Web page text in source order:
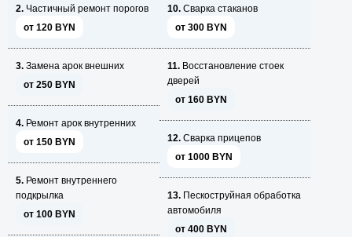
2. Частичный ремонт порогов
от 120 BYN
3. Замена арок внешних
от 250 BYN
4. Ремонт арок внутренних
от 150 BYN
5. Ремонт внутреннего
подкрылка
от 100 BYN
10.Сварка стаканов
от 300 BYN
11.Восстановление стоек
дверей
от 160 BYN
12.Сварка прицепов
от 1000 BYN
13.Пескоструйная обработка
автомобиля
от 400 BYN